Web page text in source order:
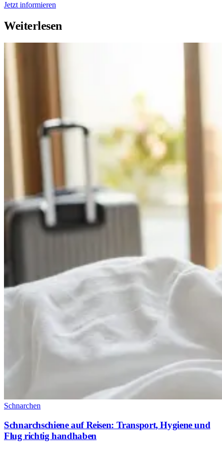
Jetzt informieren
Weiterlesen
Schnarchen
Schnarchschiene auf Reisen: Transport, Hygiene und
Flug richtig handhaben